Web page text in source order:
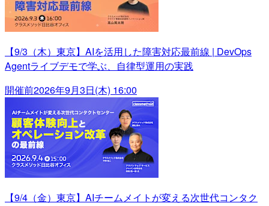
【9/3（木）東京】AIを活用した障害対応最前線 | DevOps
Agentライブデモで学ぶ、自律型運用の実践
開催前2026年9月3日(木) 16:00
【9/4（金）東京】AIチームメイトが変える次世代コンタク